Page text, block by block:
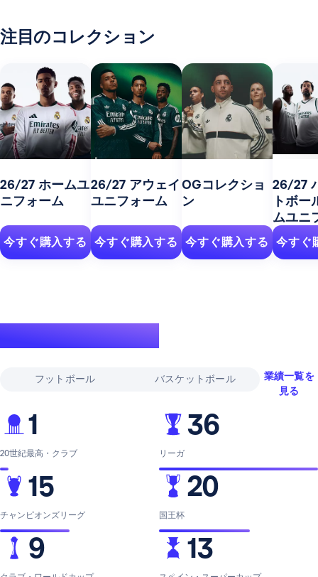
注目のコレクション
26/27 ホームユ
ニフォーム
今すぐ購入する
26/27 アウェイ
ユニフォーム
今すぐ購入する
OGコレクショ
ン
今すぐ購入する
26/27
トボー
ムユニ
今すぐ
伝説的な実績
フットボール バスケットボール
業績一覧を
見る
1
20世紀最高・クラブ
15
チャンピオンズリーグ
9
36
リーガ
20
国王杯
13